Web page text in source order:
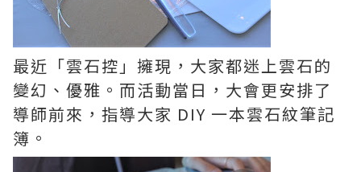
最近「雲石控」擁現，大家都迷上雲石的
變幻、優雅。而活動當日，大會更安排了
導師前來，指導大家 DIY 一本雲石紋筆記
簿。